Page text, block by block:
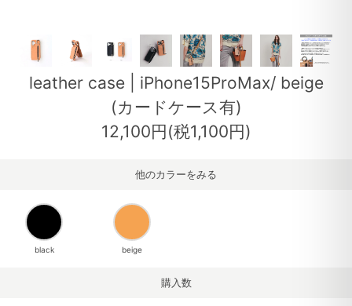
leather case | iPhone15ProMax/ beige
(カードケース有)
12,100円(税1,100円)
他のカラーをみる
black beige
購入数